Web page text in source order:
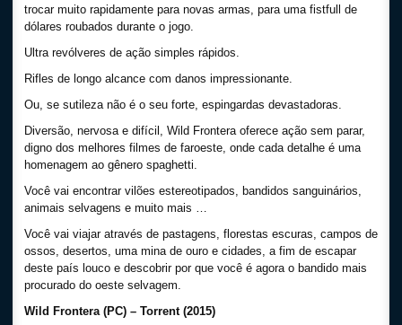
trocar muito rapidamente para novas armas, para uma fistfull de
dólares roubados durante o jogo.
Ultra revólveres de ação simples rápidos.
Rifles de longo alcance com danos impressionante.
Ou, se sutileza não é o seu forte, espingardas devastadoras.
Diversão, nervosa e difícil, Wild Frontera oferece ação sem parar,
digno dos melhores filmes de faroeste, onde cada detalhe é uma
homenagem ao gênero spaghetti.
Você vai encontrar vilões estereotipados, bandidos sanguinários,
animais selvagens e muito mais …
Você vai viajar através de pastagens, florestas escuras, campos de
ossos, desertos, uma mina de ouro e cidades, a fim de escapar
deste país louco e descobrir por que você é agora o bandido mais
procurado do oeste selvagem.
Wild Frontera (PC) – Torrent (2015)